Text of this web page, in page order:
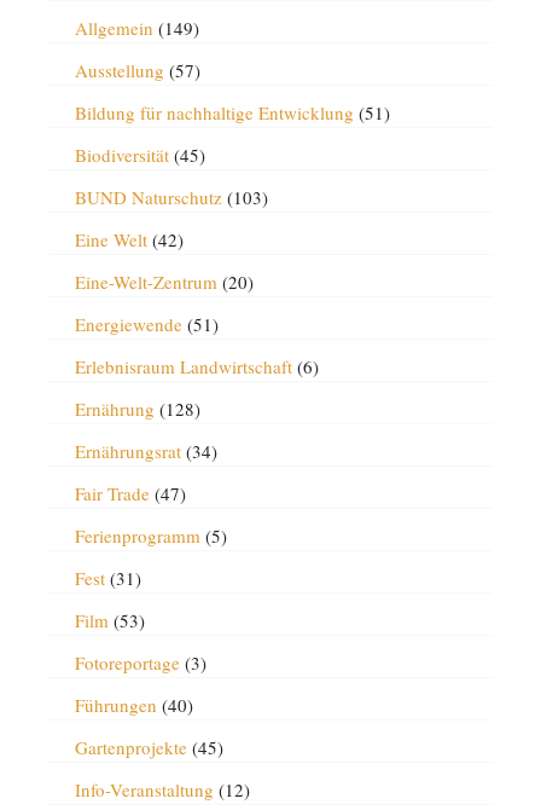
Allgemein (149)
Ausstellung (57)
Bildung für nachhaltige Entwicklung (51)
Biodiversität(45)
BUND Naturschutz(103)
Eine Welt(42)
Eine-Welt-Zentrum(20)
Energiewende(51)
Erlebnisraum Landwirtschaft(6)
Ernährung (128)
Ernährungsrat(34)
Fair Trade(47)
Ferienprogramm(5)
Fest(31)
Film(53)
Fotoreportage(3)
Führungen (40)
Gartenprojekte(45)
Info-Veranstaltung (12)